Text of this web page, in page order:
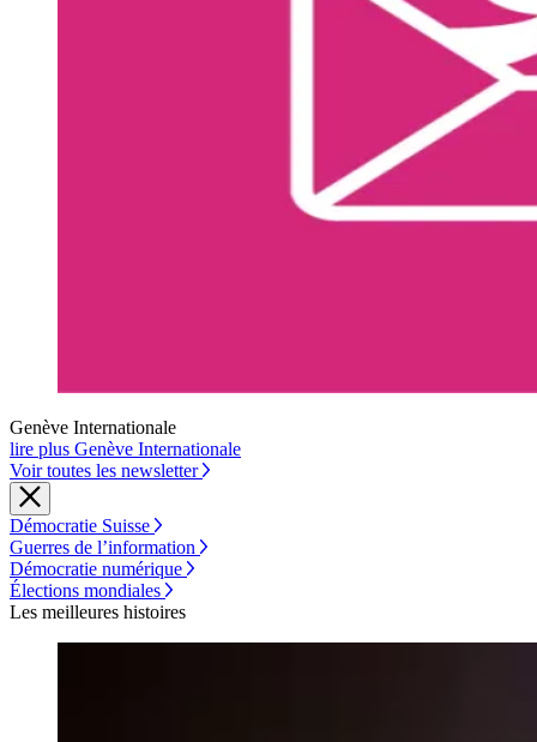
Genève Internationale
lire plus Genève Internationale
Voir toutes les newsletter
Démocratie Suisse
Guerres de l’information
Démocratie numérique
Élections mondiales
Les meilleures histoires